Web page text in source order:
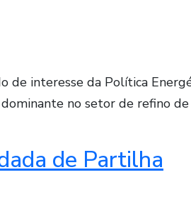
de interesse da Política
no setor de refino
de Partilha